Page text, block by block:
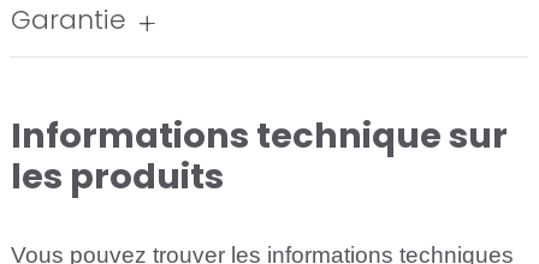
Garantie
Informations technique sur
les produits
Vous pouvez trouver les informations techniques